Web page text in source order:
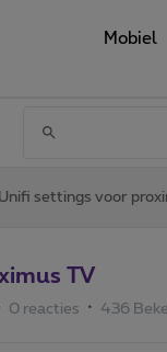
Mobiel
Unifi settings voor
TV
0 reacties 436